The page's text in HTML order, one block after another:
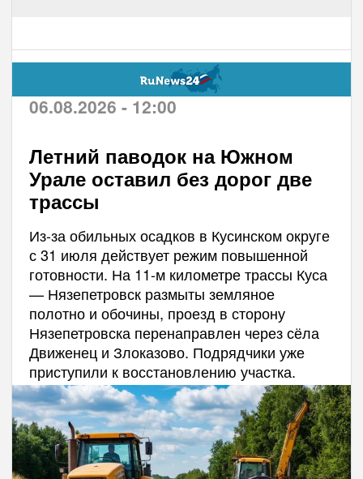
06.08.2026 - 12:00
Летний паводок на Южном
Урале оставил без дорог две
трассы
Из-за обильных осадков в Кусинском округе
с 31 июля действует режим повышенной
готовности. На 11‑м километре трассы Куса
— Нязепетровск размыты земляное
полотно и обочины, проезд в сторону
Нязепетровска перенаправлен через сёла
Движенец и Злоказово. Подрядчики уже
приступили к восстановлению участка.